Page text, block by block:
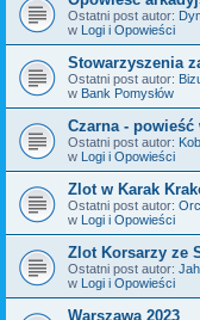
Ostatni post autor:
w Logi i Opowieści
Stowarzyszenia
Ostatni post autor:
w Bank Pomysłów
Czarna -
Ostatni post autor:
w Logi i Opowieści
Zlot w Karak
Ostatni post autor:
w Logi i Opowieści
Zlot Korsarzy ze
Ostatni post autor:
w Logi i Opowieści
Warszawa 2023